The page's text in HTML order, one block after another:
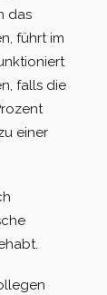
das
führt im
falls die
einer